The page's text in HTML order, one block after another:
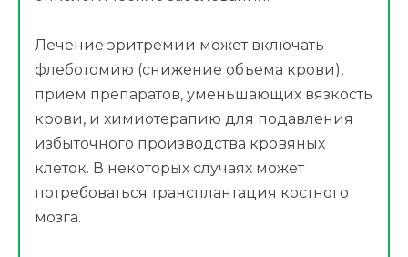
Лечение эритремии может включать
флеботомию (снижение объема крови),
прием препаратов, уменьшающих вязкость
крови, и химиотерапию для подавления
избыточного производства кровяных
клеток. В некоторых случаях может
потребоваться трансплантация костного
мозга.